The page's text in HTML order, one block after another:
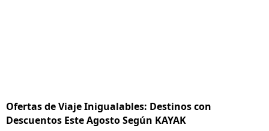
Ofertas de Viaje Inigualables: Destinos con
Descuentos Este Agosto Según KAYAK